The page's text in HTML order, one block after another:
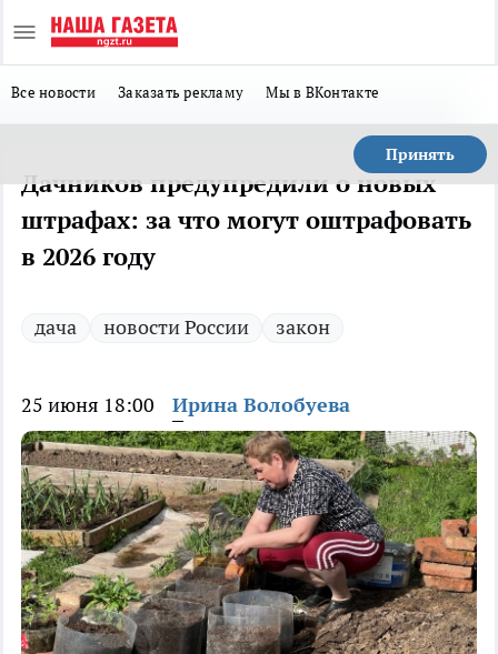
Все новости Заказать рекламу Мы в ВКонтакте
Принять
Дачников предупредили о новых
штрафах: за что могут оштрафовать
в 2026 году
дача новости России закон
25 июня 18:00 Ирина Волобуева